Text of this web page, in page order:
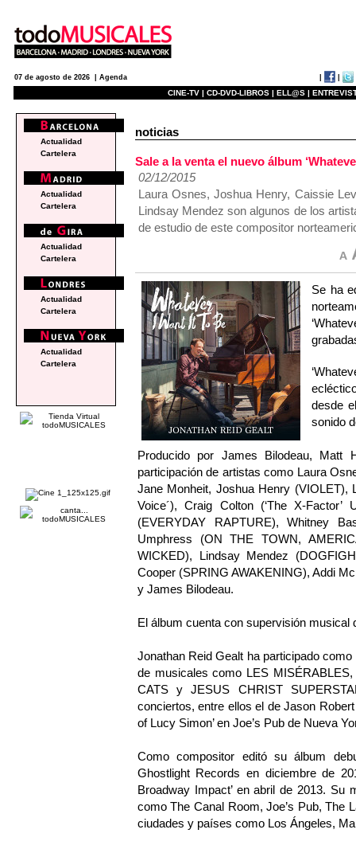
07 de agosto de 2026 | Agenda
CINE-TV | CD-DVD-LIBROS | ELL@S |
noticias
Sale a la venta el nuevo álbum
02/12/2015
Laura Osnes, Joshua Henry, Caissie
Lindsay Mendez son algunos de los
de estudio de este compositor
Se ha
desde
sonido
Producido por James Bilodeau,
participación de artistas como Laura
Jane Monheit, Joshua Henry (VIOLET),
Voice´), Craig Colton (‘The X-
(EVERYDAY RAPTURE), Whitney
Umphress (ON THE TOWN,
WICKED), Lindsay Mendez
Cooper (SPRING AWAKENING), Addi
y James Bilodeau.
El álbum cuenta con supervisión
Jonathan Reid Gealt ha participado
de musicales como LES
CATS y JESUS CHRIST
conciertos, entre ellos el de Jason
of Lucy Simon’ en Joe’s Pub de Nueva
Como compositor editó su álbum
Ghostlight Records en diciembre de
Broadway Impact’ en abril de 2013.
como The Canal Room, Joe’s Pub, The
ciudades y países como Los Ángeles,
Actualidad
Cartelera
Actualidad
Cartelera
Actualidad
Cartelera
Actualidad
Cartelera
Actualidad
Cartelera